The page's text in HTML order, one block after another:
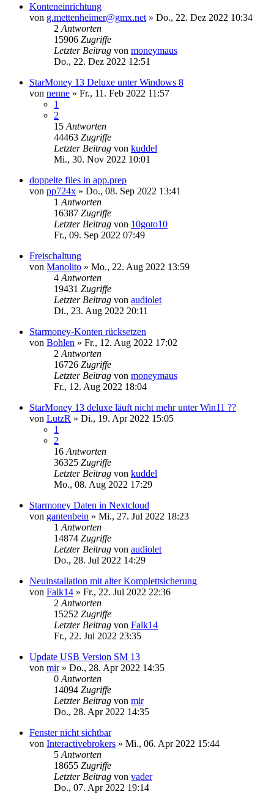
Konteneinrichtung
von g.mettenheimer@gmx.net » Do., 22. Dez 2022 10:34
2 Antworten
15906 Zugriffe
Letzter Beitrag von moneymaus
Do., 22. Dez 2022 12:51
StarMoney 13 Deluxe unter Windows 8
von nenne » Fr., 11. Feb 2022 11:57
1
2
15 Antworten
44463 Zugriffe
Letzter Beitrag von kuddel
Mi., 30. Nov 2022 10:01
doppelte files in app.prep
von pp724x » Do., 08. Sep 2022 13:41
1 Antworten
16387 Zugriffe
Letzter Beitrag von 10goto10
Fr., 09. Sep 2022 07:49
Freischaltung
von Manolito » Mo., 22. Aug 2022 13:59
4 Antworten
19431 Zugriffe
Letzter Beitrag von audiolet
Di., 23. Aug 2022 20:11
Starmoney-Konten rücksetzen
von Bohlen » Fr., 12. Aug 2022 17:02
2 Antworten
16726 Zugriffe
Letzter Beitrag von moneymaus
Fr., 12. Aug 2022 18:04
StarMoney 13 deluxe läuft nicht mehr unter Win11 ??
von LutzR » Di., 19. Apr 2022 15:05
1
2
16 Antworten
36325 Zugriffe
Letzter Beitrag von kuddel
Mo., 08. Aug 2022 17:29
Starmoney Daten in Nextcloud
von gantenbein » Mi., 27. Jul 2022 18:23
1 Antworten
14874 Zugriffe
Letzter Beitrag von audiolet
Do., 28. Jul 2022 14:29
Neuinstallation mit alter Komplettsicherung
von Falk14 » Fr., 22. Jul 2022 22:36
2 Antworten
15252 Zugriffe
Letzter Beitrag von Falk14
Fr., 22. Jul 2022 23:35
Update USB Version SM 13
von mir» Do., 28. Apr 2022 14:35
0 Antworten
14094 Zugriffe
Letzter Beitrag von mir
Do., 28. Apr 2022 14:35
Fenster nicht sichtbar
von Interactivebrokers » Mi., 06. Apr 2022 15:44
5 Antworten
18655 Zugriffe
Letzter Beitrag von vader
Do., 07. Apr 2022 19:14